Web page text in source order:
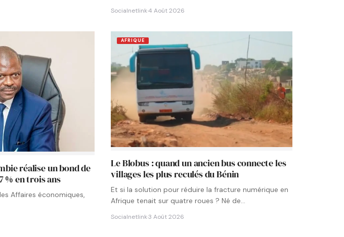
Socialnetlink·4 Août 2026
réalise un bond de
% en trois ans
Affaires économiques,
AFRIQUE
Le Blobus : quand un ancien bus connecte les
villages les plus reculés du Bénin
Et si la solution pour réduire la fracture numérique en
Afrique tenait sur quatre roues ? Né de…
Socialnetlink·3 Août 2026